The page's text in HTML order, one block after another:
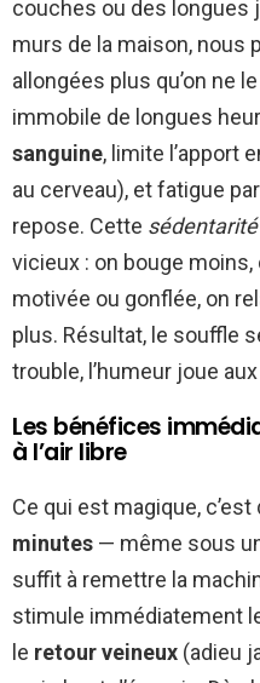
couches ou des longues
murs de la maison, nous
allongées plus qu’on ne
immobile de longues
sanguine, limite l’apport
au cerveau), et fatigue
repose. Cette
vicieux : on bouge
motivée ou gonflée, on
plus. Résultat, le souffle
trouble, l’humeur joue
Les bénéfices
à l’air libre
Ce qui est magique, c’est
minutes — même sous
suffit à remettre la
stimule immédiatement
le retour veineux (adieu